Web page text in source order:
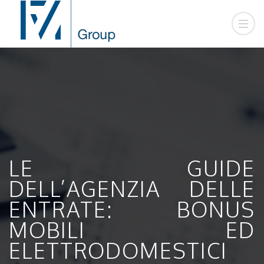
LE GUIDE
DELL’AGENZIA DELLE
ENTRATE: BONUS
MOBILI ED
ELETTRODOMESTICI